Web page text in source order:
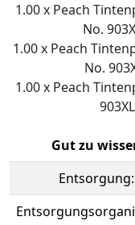
1.00 x Peach
No.
1.00 x Peach
No.
1.00 x Peach
Gut zu
Entsorgung: